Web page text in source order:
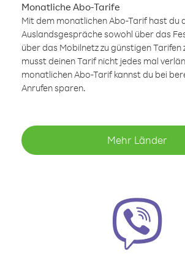
Monatliche Abo-Tarife
Mit dem monatlichen Abo-Tarif hast du
Auslandsgespräche sowohl über das
über das Mobilnetz zu günstigen Tarifen
musst deinen Tarif nicht jedes mal
monatlichen Abo-Tarif kannst du bei
Anrufen sparen.
Mehr Länder